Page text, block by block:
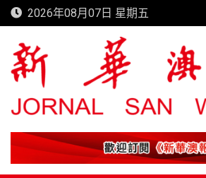
Skip
to
content
2026年08月07日 星期五
新華澳報